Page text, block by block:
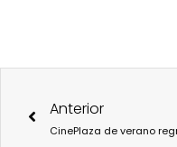
Anterior